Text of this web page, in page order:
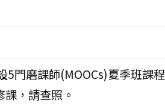
5門磨課師(MOOCs)夏季班課
，請查照。